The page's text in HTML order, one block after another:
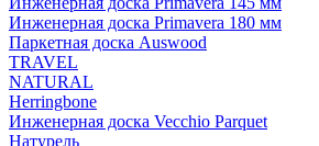
Инженерная доска Primavera 180 мм
Паркетная доска Auswood
TRAVEL
NATURAL
Herringbone
Инженерная доска Vecchio Parquet
Натурель